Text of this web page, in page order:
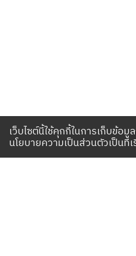
เว็บไซต์นี้ใช้คุกกี้ในการเก็บข้อ
นโยบายความเป็นส่วนตัวเป็นที่